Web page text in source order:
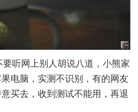
听网上别人胡说八道，小熊家
电脑，实测不识别，有的网友
买去，收到测试不能用，再退